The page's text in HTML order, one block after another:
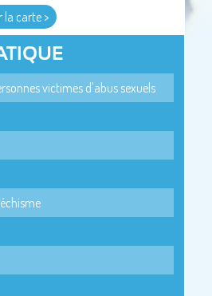
la carte >
victimes d'abus sexuels